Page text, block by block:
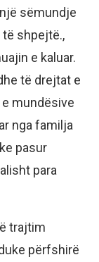
sëmundje
shpejtë.,
e kaluar.
të drejtat e
mundësive
nga familja
pasur
para
trajtim
përfshirë